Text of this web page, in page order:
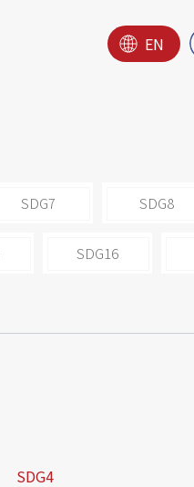
EN
SDG7 SDG8
SDG16
SDG4